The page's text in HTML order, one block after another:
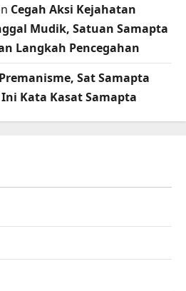
Cegah Aksi Kejahatan
Mudik, Satuan Samapta
Langkah Pencegahan
Sat Samapta
Kata Kasat Samapta